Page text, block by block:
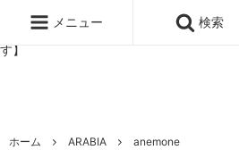
ッタのオンラインストア【アラビア,クイ
ージ食器,雅峰窯やソルテグラスジュエリ
す】
メニュー 検索
ホーム ARABIA anemone